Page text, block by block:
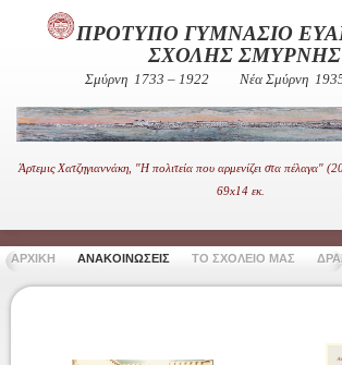
ΠΡΟΤΥΠΟ ΓΥΜΝΑΣΙΟ
ΣΧΟΛΗΣ ΣΜΥΡΝΗΣ
Σμύρνη 1733 – 1922 Νέα Σμύρνη
Άρτεμις Χατζηγιαννάκη, "Η πολιτεία που αρμενίζει στα πέλαγα"
69x14 εκ.
ΑΡΧΙΚΗ ΑΝΑΚΟΙΝΩΣΕΙΣ ΤΟ ΣΧΟΛΕΙΟ ΜΑΣ